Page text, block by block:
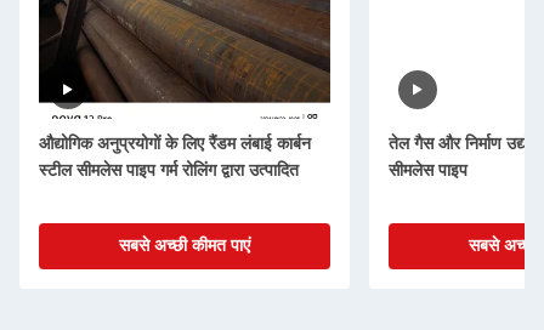
औद्योगिक अनुप्रयोगों के लिए रैंडम लंबाई कार्बन
स्टील सीमलेस पाइप गर्म रोलिंग द्वारा उत्पादित
सबसे अच्छी कीमत पाएं
तेल गैस और निर्माण
सीमलेस पाइप
सबसे अच्छी